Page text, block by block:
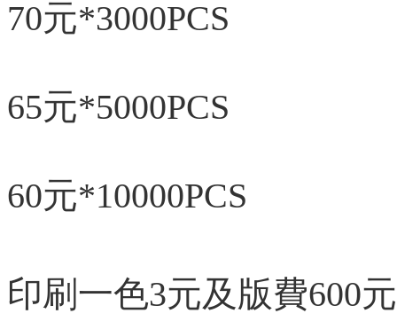
70元*3000PCS
65元*5000PCS
60元*10000PCS
印刷一色3元及版費600